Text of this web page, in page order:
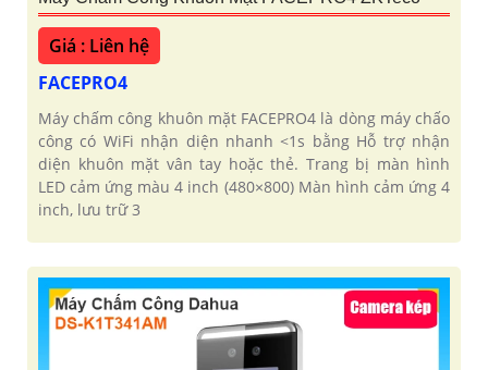
Giá : Liên hệ
FACEPRO4
Máy chấm công khuôn mặt FACEPRO4 là dòng máy chấo
công có WiFi nhận diện nhanh <1s bằng Hỗ trợ nhận
diện khuôn mặt vân tay hoặc thẻ. Trang bị màn hình
LED cảm ứng màu 4 inch (480×800) Màn hình cảm ứng 4
inch, lưu trữ 3